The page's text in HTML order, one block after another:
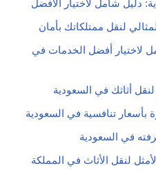
دليل شامل لاختيار الأفضل
لنقل ممتلكاتك بأمان
لاختيار أفضل الخدمات في
أثاثك في السعودية
بأسعار تنافسية في السعودية
في السعودية
لنقل الأثاث في المملكة